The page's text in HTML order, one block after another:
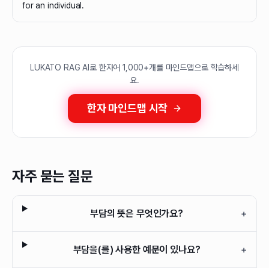
for an individual.
LUKATO RAG AI로 한자어 1,000+개를 마인드맵으로 학습하세
요.
한자 마인드맵 시작
자주 묻는 질문
부담의 뜻은 무엇인가요? +
부담을(를) 사용한 예문이 있나요? +